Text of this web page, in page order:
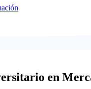
en